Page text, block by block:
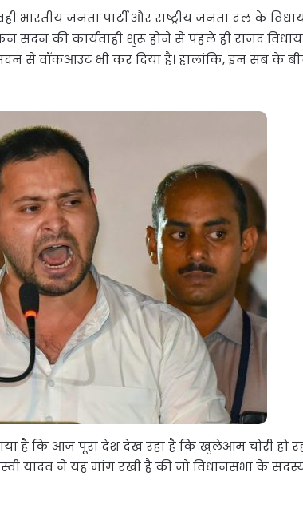
भारतीय जनता पार्टी और राष्ट्रीय जनता दल के
की कार्यवाही शुरू होने से पहले ही राजद
से वॉकआउट भी कर दिया है। हालांकि, इन सब के
है कि आज पूरा देश देख रहा है कि खुलेआम चोरी हो
यादव ने यह मांग रखी है की जो विधानसभा के